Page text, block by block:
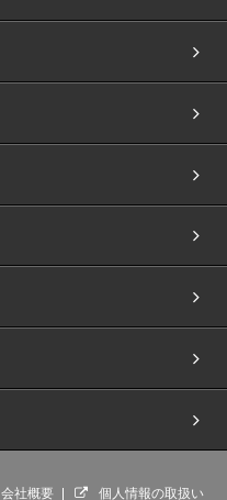
会社概要 個人情報の取扱い